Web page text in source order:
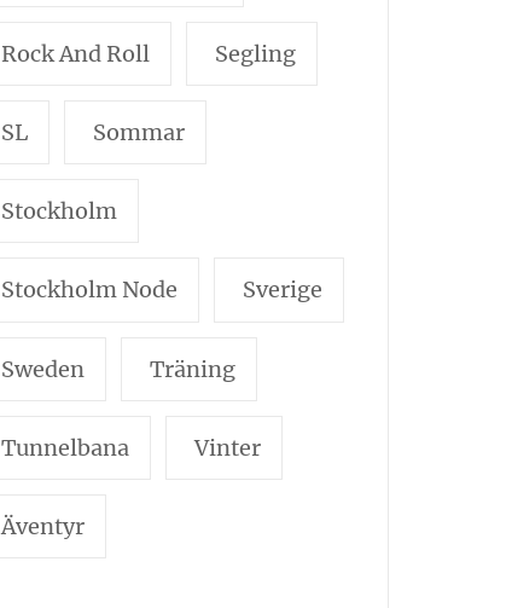
Rock And Roll Segling
SL Sommar
Stockholm
Stockholm Node Sverige
Sweden Träning
Tunnelbana Vinter
Äventyr